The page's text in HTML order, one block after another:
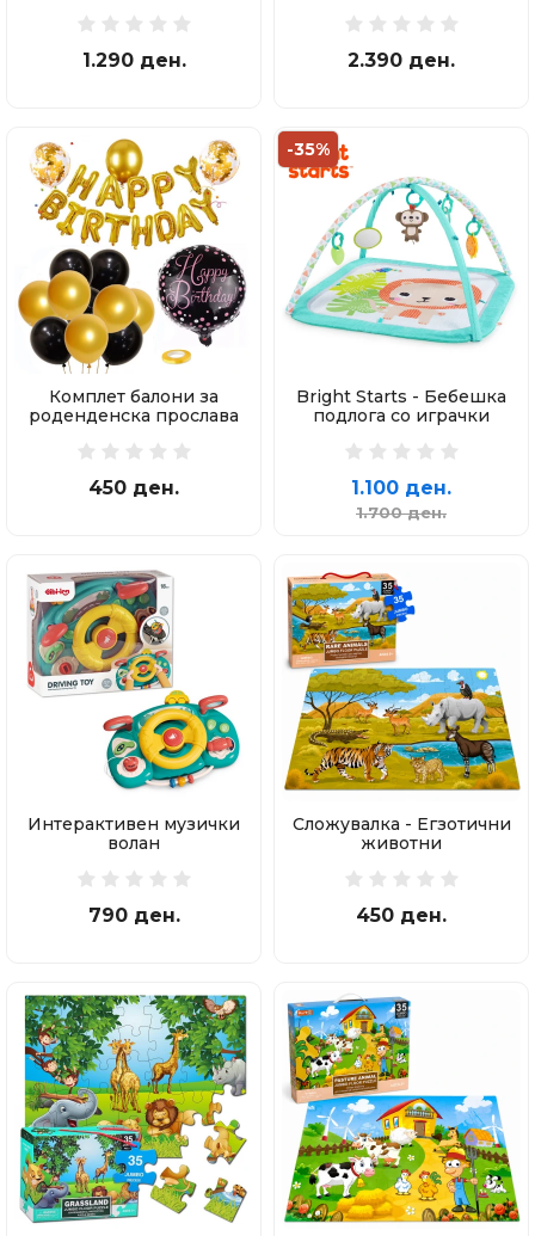
1.290 ден. 2.390 ден.
Комплет балони за
роденденска прослава
450 ден.
-35%
Bright Starts - Бебешка
подлога со играчки
1.100 ден.
1.700 ден.
Интерактивен музички
волан
790 ден.
Сложувалка - Егзотични
животни
450 ден.